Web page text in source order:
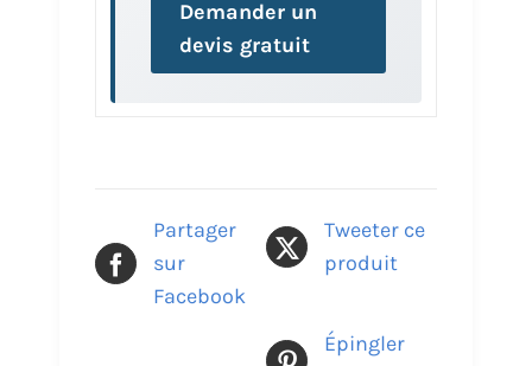
Demander un
devis gratuit
Partager
sur
Facebook
Tweeter ce
produit
Épingler